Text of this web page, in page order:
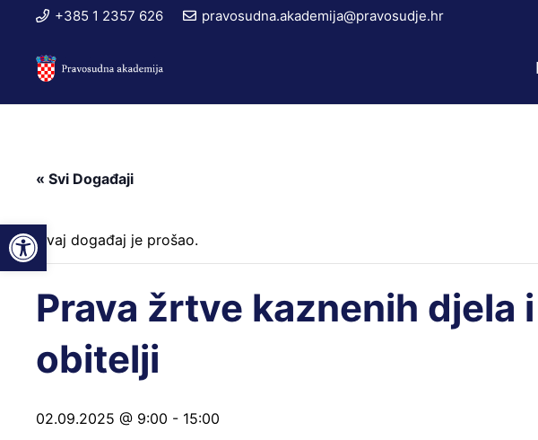
Open toolbar
+385 1 2357 626 pravosudna.akademija@pravosudje.hr
« Svi Događaji
Ovaj događaj je prošao.
Prava žrtve kaznenih djela
obitelji
02.09.2025 @ 9:00 - 15:00